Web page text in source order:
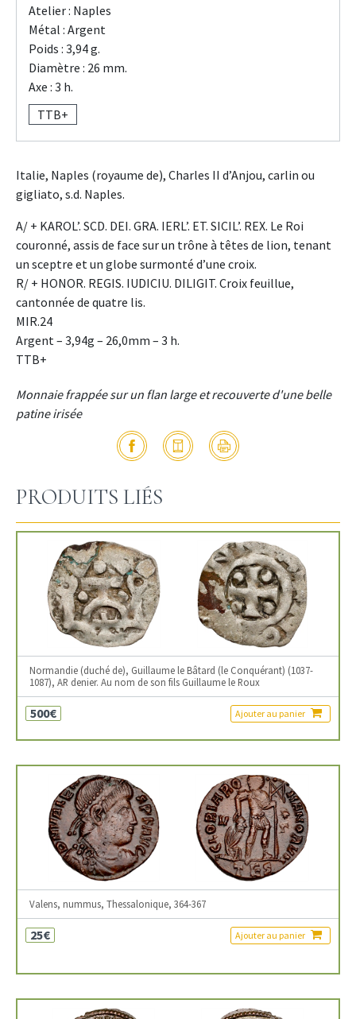
Atelier : Naples
Métal : Argent
Poids : 3,94 g.
Diamètre : 26 mm.
Axe : 3 h.
TTB+
Italie, Naples (royaume de), Charles II d’Anjou, carlin ou
gigliato, s.d. Naples.
A/ + KAROL’. SCD. DEI. GRA. IERL’. ET. SICIL’. REX. Le Roi
couronné, assis de face sur un trône à têtes de lion, tenant
un sceptre et un globe surmonté d’une croix.
R/ + HONOR. REGIS. IUDICIU. DILIGIT. Croix feuillue,
cantonnée de quatre lis.
MIR.24
Argent – 3,94g – 26,0mm – 3 h.
TTB+
Monnaie frappée sur un flan large et recouverte d'une belle
patine irisée
PRODUITS LIÉS
Normandie (duché de), Guillaume le Bâtard (le Conquérant) (1037-
1087), AR denier. Au nom de son fils Guillaume le Roux
500€ Ajouter au panier
Valens, nummus, Thessalonique, 364-367
25€ Ajouter au panier